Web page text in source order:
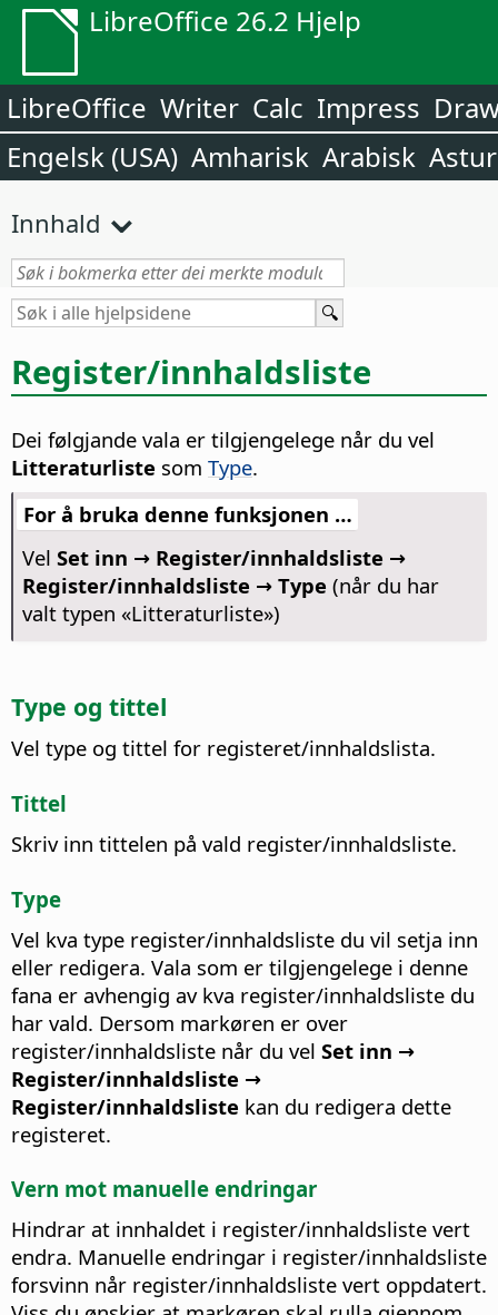
LibreOffice 26.2 Hjelp
LibreOffice Writer Calc Impress
Engelsk (USA) Amharisk Arabisk
Innhald
Register/innhaldsliste
Dei følgjande vala er tilgjengelege når du vel
Litteraturliste som Type.
For å bruka denne funksjonen …
Vel Set inn → Register/innhaldsliste →
Register/innhaldsliste → Type (når du har
valt typen «Litteraturliste»)
Type og tittel
Vel type og tittel for registeret/innhaldslista.
Tittel
Skriv inn tittelen på vald register/innhaldsliste.
Type
Vel kva type register/innhaldsliste du vil setja inn
eller redigera. Vala som er tilgjengelege i denne
fana er avhengig av kva register/innhaldsliste du
har vald. Dersom markøren er over
register/innhaldsliste når du vel Set inn →
Register/innhaldsliste →
Register/innhaldsliste kan du redigera dette
registeret.
Vern mot manuelle endringar
Hindrar at innhaldet i register/innhaldsliste vert
endra. Manuelle endringar i register/innhaldsliste
forsvinn når register/innhaldsliste vert oppdatert.